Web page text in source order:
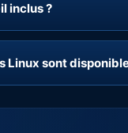
inclus ?
Linux sont